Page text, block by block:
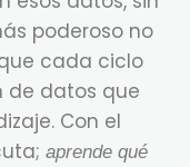
poderoso no
cada ciclo
de datos que
Con el
aprende qué